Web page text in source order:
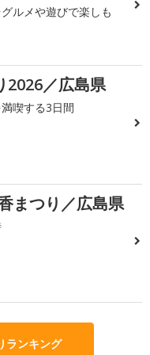
ルメや遊びで楽しも
2026／広島県
喫する3日間
まつり／広島県
ランキング